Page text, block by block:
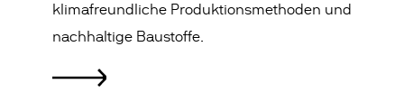
klimafreundliche Produktionsmethoden und
nachhaltige Baustoffe.